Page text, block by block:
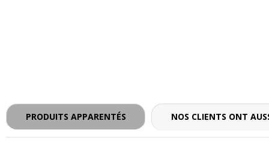
PRODUITS APPARENTÉS
NOS CLIENTS ONT